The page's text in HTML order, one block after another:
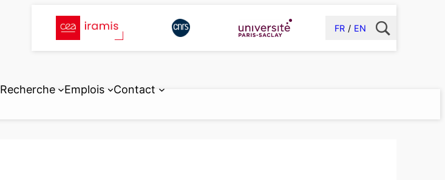
FR EN
Recherche Emplois Contact